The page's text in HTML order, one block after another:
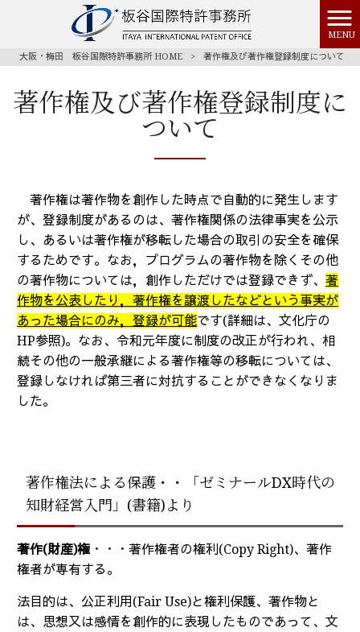
MENU
大阪・梅田 板谷国際特許事務所 HOME > 著作権及び著作権登録制度について
著作権及び著作権登録制度に
ついて
著作権は著作物を創作した時点で自動的に発生します
が、登録制度があるのは、著作権関係の法律事実を公示
し、あるいは著作権が移転した場合の取引の安全を確保
するためです。なお，プログラムの著作物を除くその他
の著作物については，創作しただけでは登録できず、著
作物を公表したり，著作権を譲渡したなどという事実が
あった場合にのみ，登録が可能です(詳細は、文化庁の
HP参照)。なお、令和元年度に制度の改正が行われ、相
続その他の一般承継による著作権等の移転については、
登録しなければ第三者に対抗することができなくなりま
した。
著作権法による保護・・「ゼミナールDX時代の
知財経営入門」(書籍)より
著作(財産)権・・・著作権者の権利(Copy Right)、著作
権者が専有する。
法目的は、公正利用(Fair Use)と権利保護、著作物と
は、思想又は感情を創作的に表現したものであって、文